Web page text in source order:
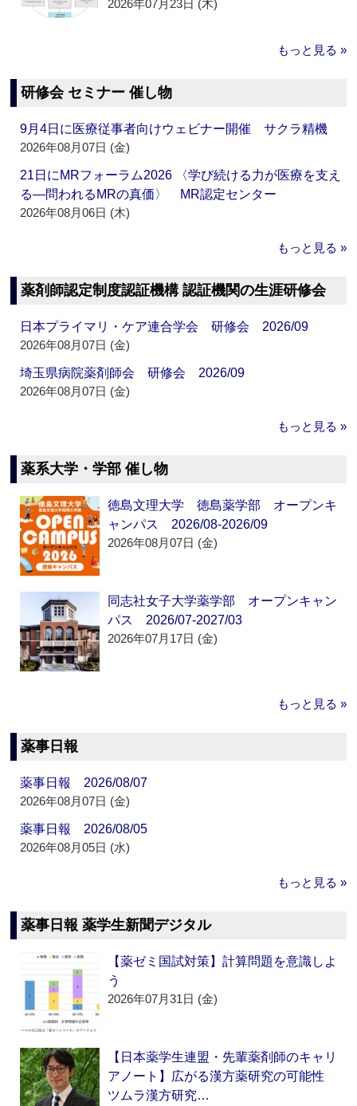
2026年07月23日 (木)
もっと見る »
研修会 セミナー 催し物
9月4日に医療従事者向けウェビナー開催 サクラ精機
2026年08月07日 (金)
21日にMRフォーラム2026 〈学び続ける力が医療を支え
る―問われるMRの真価〉 MR認定センター
2026年08月06日 (木)
もっと見る »
薬剤師認定制度認証機構 認証機関の生涯研修会
日本プライマリ・ケア連合学会 研修会 2026/09
2026年08月07日 (金)
埼玉県病院薬剤師会 研修会 2026/09
2026年08月07日 (金)
もっと見る »
薬系大学・学部 催し物
徳島文理大学 徳島薬学部 オープンキ
ャンパス 2026/08-2026/09
2026年08月07日 (金)
同志社女子大学薬学部 オープンキャン
パス 2026/07-2027/03
2026年07月17日 (金)
もっと見る »
薬事日報
薬事日報 2026/08/07
2026年08月07日 (金)
薬事日報 2026/08/05
2026年08月05日 (水)
もっと見る »
薬事日報 薬学生新聞デジタル
【薬ゼミ国試対策】計算問題を意識しよ
う
2026年07月31日 (金)
【日本薬学生連盟・先輩薬剤師のキャリ
アノート】広がる漢方薬研究の可能性
ツムラ漢方研究…